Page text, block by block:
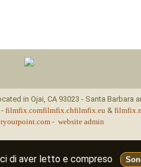
di aver letto e compreso
in Ojai, CA 93023 - Santa Barbara
filmfix.comfilmfix.chfilmfix.eu &
- website admin